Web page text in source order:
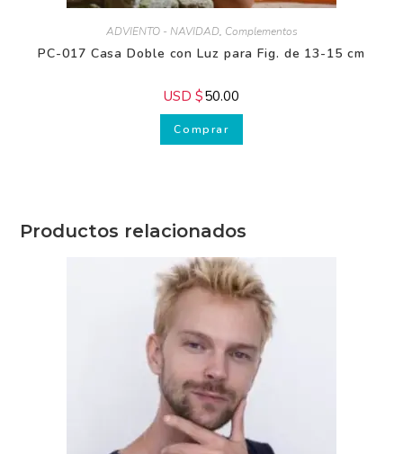
ADVIENTO - NAVIDAD, Complementos
PC-017 Casa Doble con Luz para Fig. de 13-15 cm
USD $50.00
Comprar
Productos relacionados